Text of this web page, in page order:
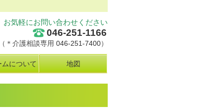
お気軽にお問い合わせください
046-251-1166
（＊介護相談専用 046-251-7400）
について 地図